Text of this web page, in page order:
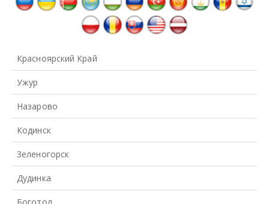
Красноярский Край
Ужур
Назарово
Кодинск
Зеленогорск
Дудинка
Боготол